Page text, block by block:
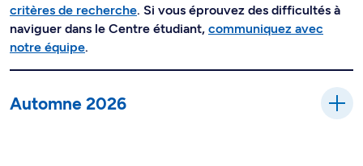
critères de recherche. Si vous éprouvez des difficultés à
naviguer dans le Centre étudiant, communiquez avec
notre équipe.
Automne 2026